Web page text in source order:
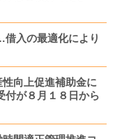
入の最適化により
性向上促進補助金に
が８月１８日から